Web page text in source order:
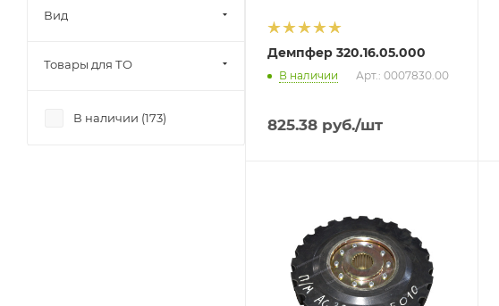
Демпфер 320.16.05.000
В наличии Арт.: 0007830.00
825.38 руб./шт
Вид
Товары для ТО
В наличии (173)